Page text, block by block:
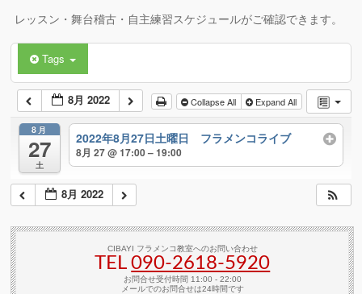
レッスン・舞台稽古・自主練習スケジュールがご確認できます。
Tags
8月 2022 Collapse All Expand All
8月
27
土
2022年8月27日土曜日 フラメンコライブ
8月 27 @ 17:00 – 19:00
8月 2022
CIBAYI フラメンコ教室へのお問い合わせ
TEL090-2618‐5920
お問合せ受付時間 11:00 - 22:00
メールでのお問合せは24時間です